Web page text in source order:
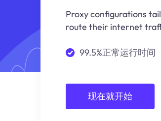
Proxy configurations
route their internet
99.5%正常运行时间
现在就开始